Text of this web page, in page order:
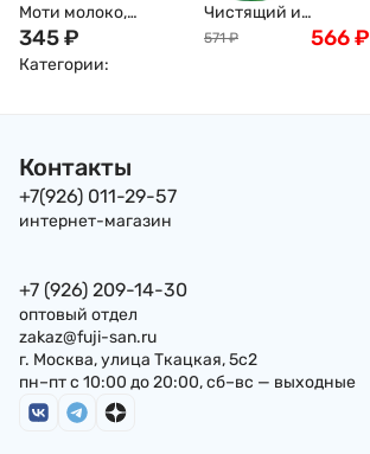
Моти молоко,
Дайфуку, 120гр
345₽
Чистящий и
дезинфицирующий
571 ₽ 566₽
Категории:
Контакты
+7(926) 011-29-57
интернет-магазин
+7 (926) 209-14-30
оптовый отдел
zakaz@fuji-san.ru
г. Москва, улица Ткацкая, 5с2
пн–пт с 10:00 до 20:00, сб–вс — выходные